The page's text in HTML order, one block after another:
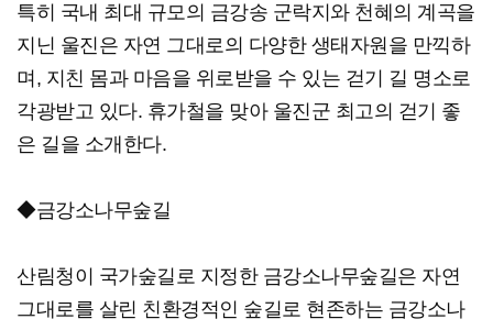
특히 국내 최대 규모의 금강송 군락지와 천혜의 계곡을
지닌 울진은 자연 그대로의 다양한 생태자원을 만끽하
며, 지친 몸과 마음을 위로받을 수 있는 걷기 길 명소로
각광받고 있다. 휴가철을 맞아 울진군 최고의 걷기 좋
은 길을 소개한다.
◆금강소나무숲길
산림청이 국가숲길로 지정한 금강소나무숲길은 자연
그대로를 살린 친환경적인 숲길로 현존하는 금강소나